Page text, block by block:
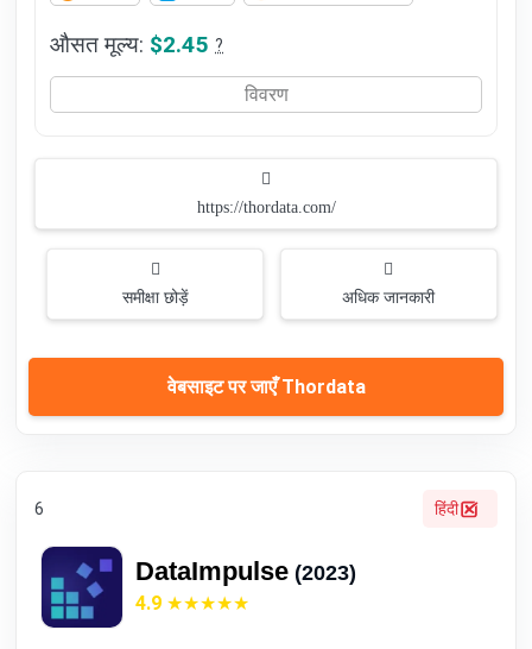
औसत मूल्य: $2.45 ?
विवरण
https://thordata.com/
समीक्षा छोड़ें अधिक जानकारी
वेबसाइट पर जाएँ Thordata
6 हिंदी
DataImpulse (2023)
4.9